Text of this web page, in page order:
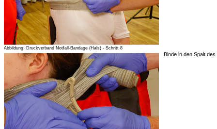
Abbildung: Druckverband Notfall-Bandage (Hals) - Schritt 8
Binde in den Spalt